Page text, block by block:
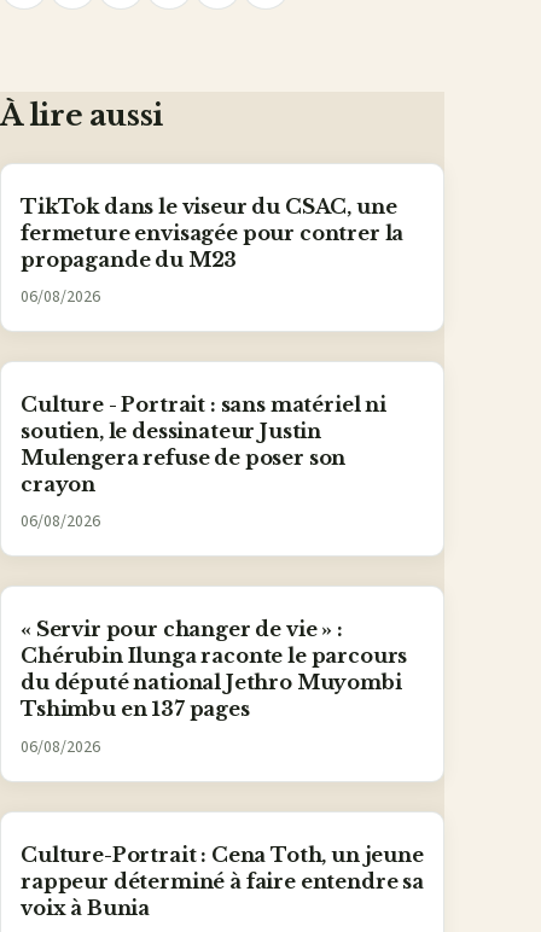
le
À lire aussi
TikTok dans le viseur du CSAC, une
fermeture envisagée pour contrer la
propagande du M23
06/08/2026
Culture - Portrait : sans matériel ni
soutien, le dessinateur Justin
Mulengera refuse de poser son
crayon
06/08/2026
« Servir pour changer de vie » :
Chérubin Ilunga raconte le parcours
du député national Jethro Muyombi
Tshimbu en 137 pages
06/08/2026
Culture-Portrait : Cena Toth, un jeune
rappeur déterminé à faire entendre sa
voix à Bunia